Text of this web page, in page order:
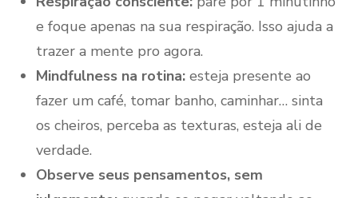
e foque apenas na sua respiração. Isso ajuda a
trazer a mente pro agora.
Mindfulness na rotina: esteja presente ao
fazer um café, tomar banho, caminhar… sinta
os cheiros, perceba as texturas, esteja ali de
verdade.
Observe seus pensamentos, sem